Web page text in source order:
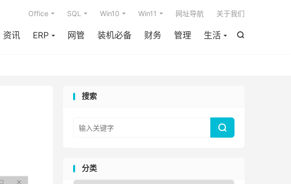

资讯 ERP 网管 装机必备 财务 管理 生活
Office SQL Win10 Win11 网址导航 关于我们
搜索

分类